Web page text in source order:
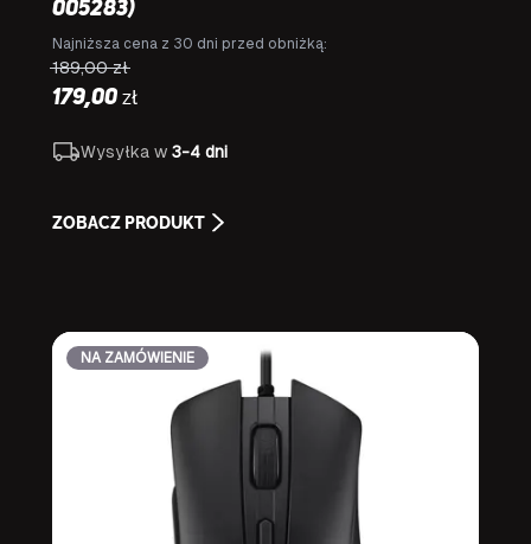
005283)
Najniższa cena z 30 dni przed obniżką:
189,00zł
179,00 zł
Wysyłka w 3-4 dni
ZOBACZ PRODUKT
NA ZAMÓWIENIE